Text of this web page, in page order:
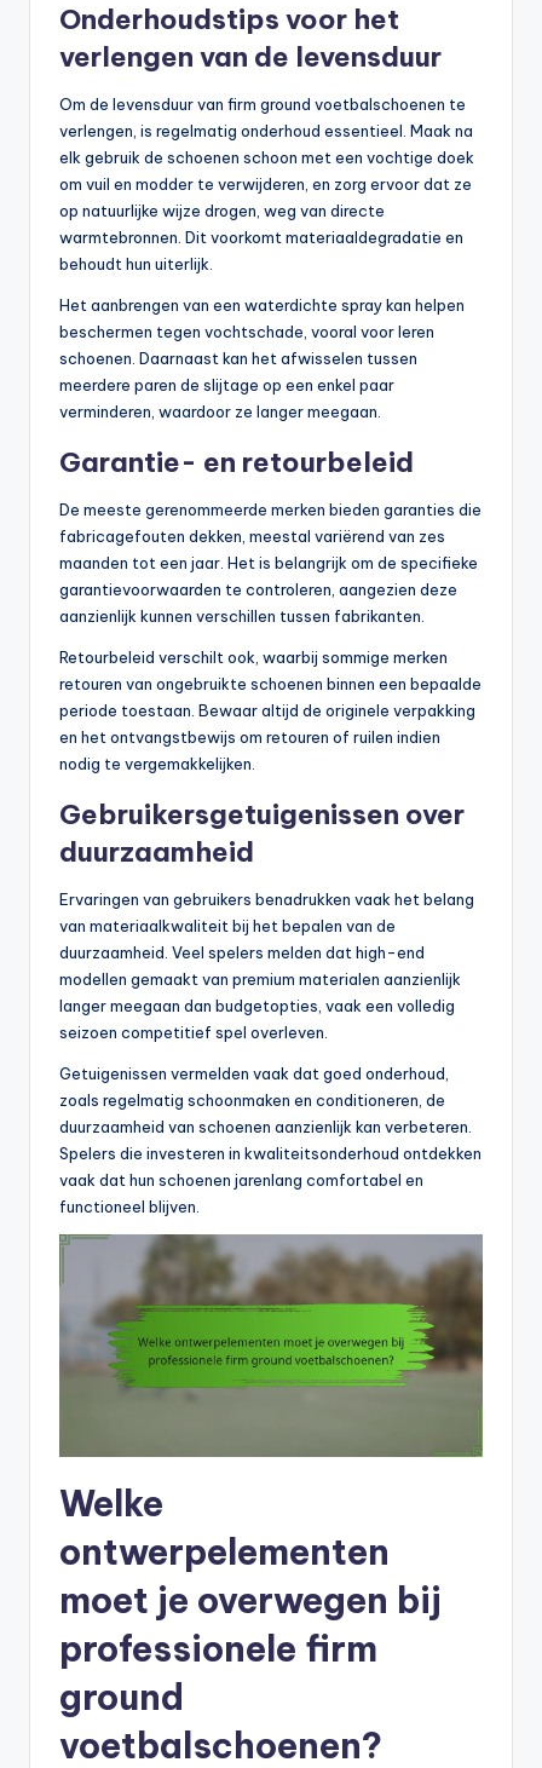
Onderhoudstips voor het
verlengen van de levensduur
Om de levensduur van firm ground voetbalschoenen te
verlengen, is regelmatig onderhoud essentieel. Maak na
elk gebruik de schoenen schoon met een vochtige doek
om vuil en modder te verwijderen, en zorg ervoor dat ze
op natuurlijke wijze drogen, weg van directe
warmtebronnen. Dit voorkomt materiaaldegradatie en
behoudt hun uiterlijk.
Het aanbrengen van een waterdichte spray kan helpen
beschermen tegen vochtschade, vooral voor leren
schoenen. Daarnaast kan het afwisselen tussen
meerdere paren de slijtage op een enkel paar
verminderen, waardoor ze langer meegaan.
Garantie- en retourbeleid
De meeste gerenommeerde merken bieden garanties die
fabricagefouten dekken, meestal variërend van zes
maanden tot een jaar. Het is belangrijk om de specifieke
garantievoorwaarden te controleren, aangezien deze
aanzienlijk kunnen verschillen tussen fabrikanten.
Retourbeleid verschilt ook, waarbij sommige merken
retouren van ongebruikte schoenen binnen een bepaalde
periode toestaan. Bewaar altijd de originele verpakking
en het ontvangstbewijs om retouren of ruilen indien
nodig te vergemakkelijken.
Gebruikersgetuigenissen over
duurzaamheid
Ervaringen van gebruikers benadrukken vaak het belang
van materiaalkwaliteit bij het bepalen van de
duurzaamheid. Veel spelers melden dat high-end
modellen gemaakt van premium materialen aanzienlijk
langer meegaan dan budgetopties, vaak een volledig
seizoen competitief spel overleven.
Getuigenissen vermelden vaak dat goed onderhoud,
zoals regelmatig schoonmaken en conditioneren, de
duurzaamheid van schoenen aanzienlijk kan verbeteren.
Spelers die investeren in kwaliteitsonderhoud ontdekken
vaak dat hun schoenen jarenlang comfortabel en
functioneel blijven.
Welke
ontwerpelementen
moet je overwegen bij
professionele firm
ground
voetbalschoenen?